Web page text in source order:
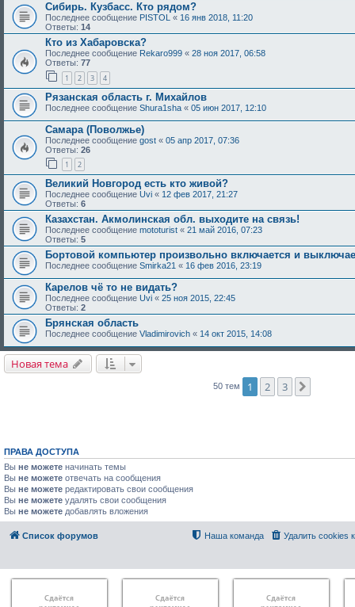
Сибирь. Кузбасс. Кто рядом?
Последнее сообщение PISTOL « 16 янв 2018, 11:20
Ответы: 14
Кто из Хабаровска?
Последнее сообщение Rekaro999 « 28 ноя 2017, 06:58
Ответы: 77
1 2 3 4
Рязанская область г. Михайлов
Последнее сообщение Shura1sha « 05 июн 2017, 12:10
Самара (Поволжье)
Последнее сообщение gost « 05 апр 2017, 07:36
Ответы: 26
1 2
Великий Новгород есть кто живой?
Последнее сообщение Uvi « 12 фев 2017, 21:27
Ответы: 6
Казахстан. Акмолинская обл. выходите на связь!
Последнее сообщение mototurist « 21 май 2016, 07:23
Ответы: 5
Бортовой компьютер произвольно включается и
Последнее сообщение Smirka21 « 16 фев 2016, 23:19
Карелов чё то не видать?
Последнее сообщение Uvi « 25 ноя 2015, 22:45
Ответы: 2
Брянская область
Последнее сообщение Vladimirovich « 14 окт 2015, 14:08
Новая тема
50 тем 1 2 3
ПРАВА ДОСТУПА
Вы не можете начинать темы
Вы не можете отвечать на сообщения
Вы не можете редактировать свои сообщения
Вы не можете удалять свои сообщения
Вы не можете добавлять вложения
Список форумов Удалить cookies
Наша команда